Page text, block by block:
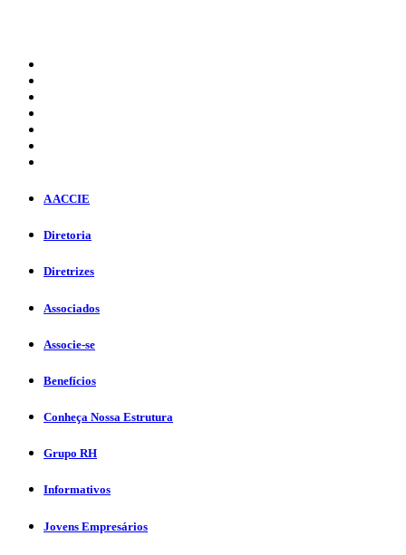
A ACCIE
Diretoria
Diretrizes
Associados
Associe-se
Benefícios
Conheça Nossa Estrutura
Grupo RH
Informativos
Jovens Empresários